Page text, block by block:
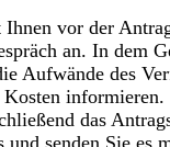
vor der
an. In dem
Aufwände des
informieren.
das
und senden Sie es